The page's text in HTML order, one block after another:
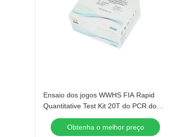
Ensaio dos jogos WWHS FIA Rapid
Quantitative Test Kit 20T do PCR do
tempo real ST2
Obtenha o melhor preço